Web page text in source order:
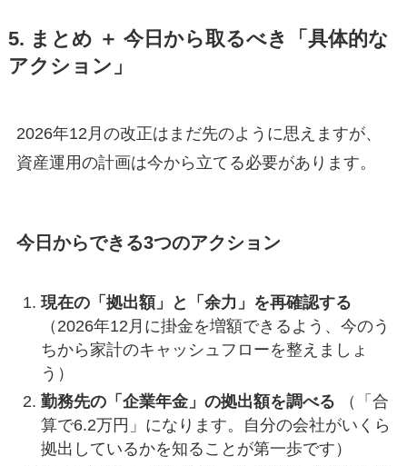
5. まとめ ＋ 今日から取るべき「具体的な
アクション」
2026年12月の改正はまだ先のように思えますが、
資産運用の計画は今から立てる必要があります。
今日からできる3つのアクション
現在の「拠出額」と「余力」を再確認する
（2026年12月に掛金を増額できるよう、今のう
ちから家計のキャッシュフローを整えましょ
う）
勤務先の「企業年金」の拠出額を調べる （「合
算で6.2万円」になります。自分の会社がいくら
拠出しているかを知ることが第一歩です）